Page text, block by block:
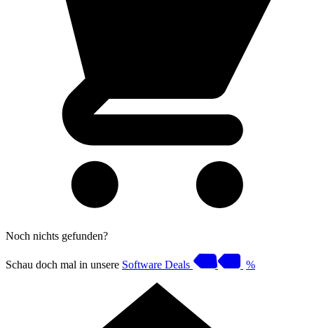
Noch nichts gefunden?
Schau doch mal in unsere Software Deals %